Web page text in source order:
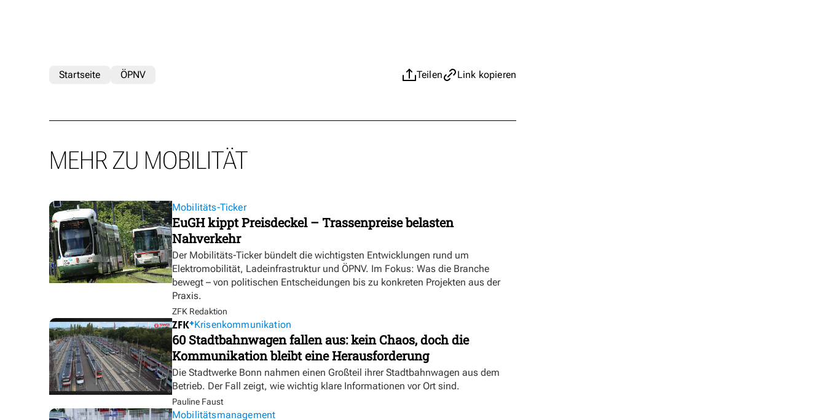
Teilen Link kopieren
Startseite ÖPNV
MEHR ZU MOBILITÄT
Mobilitäts-Ticker
EuGH kippt Preisdeckel – Trassenpreise belasten
Nahverkehr
Der Mobilitäts-Ticker bündelt die wichtigsten Entwicklungen rund um
Elektromobilität, Ladeinfrastruktur und ÖPNV. Im Fokus: Was die Branche
bewegt – von politischen Entscheidungen bis zu konkreten Projekten aus der
Praxis.
ZFK Redaktion
Krisenkommunikation
60 Stadtbahnwagen fallen aus: kein Chaos, doch die
Kommunikation bleibt eine Herausforderung
Die Stadtwerke Bonn nahmen einen Großteil ihrer Stadtbahnwagen aus dem
Betrieb. Der Fall zeigt, wie wichtig klare Informationen vor Ort sind.
Pauline Faust
Mobilitätsmanagement